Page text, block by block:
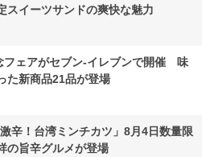
スイーツサンドの爽快な魅力
フェアがセブン-イレブンで開催 味
た新商品21品が登場
辛！台湾ミンチカツ」8月4日数量限
の旨辛グルメが登場